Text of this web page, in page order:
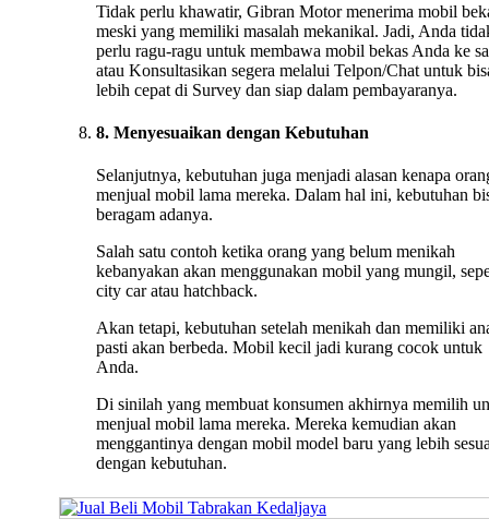
Tidak perlu khawatir, Gibran Motor menerima mobil
meski yang memiliki masalah mekanikal. Jadi, Anda
perlu ragu-ragu untuk membawa mobil bekas Anda ke
atau Konsultasikan segera melalui Telpon/Chat untuk
lebih cepat di Survey dan siap dalam pembayaranya.
8. Menyesuaikan dengan Kebutuhan
Selanjutnya, kebutuhan juga menjadi alasan kenapa
menjual mobil lama mereka. Dalam hal ini, kebutuhan
beragam adanya.
Salah satu contoh ketika orang yang belum menikah
kebanyakan akan menggunakan mobil yang mungil,
city car atau hatchback.
Akan tetapi, kebutuhan setelah menikah dan memiliki
pasti akan berbeda. Mobil kecil jadi kurang cocok untuk
Anda.
Di sinilah yang membuat konsumen akhirnya memilih
menjual mobil lama mereka. Mereka kemudian akan
menggantinya dengan mobil model baru yang lebih
dengan kebutuhan.